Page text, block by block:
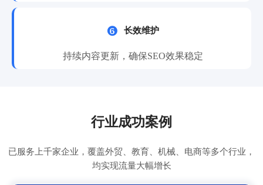
 长效维护
持续内容更新，确保SEO效果稳定
行业成功案例
已服务上千家企业，覆盖外贸、教育、机械、电商等多个行业，
均实现流量大幅增长